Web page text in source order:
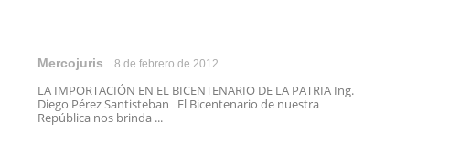
Mercojuris 8 de febrero de 2012
LA IMPORTACIÓN EN EL BICENTENARIO DE LA PATRIA Ing.
Diego Pérez Santisteban El Bicentenario de nuestra
República nos brinda ...